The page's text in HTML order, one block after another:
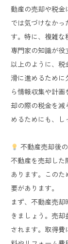
動産の売却や税
では気づけなか
す。特に、複雑な
専門家の知識が役
以上のように、税
滑に進めるため
ら情報収集や計
却の際の税金を
めるためにも、し
不動産売却後
不動産を売却し
あります。この
要があります。
まず、不動産売
きましょう。売
されます。取得